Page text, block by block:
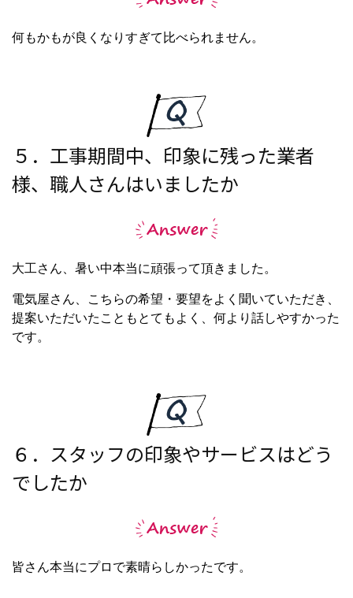
何もかもが良くなりすぎて比べられません。
５．工事期間中、印象に残った業者
様、職人さんはいましたか
大工さん、暑い中本当に頑張って頂きました。
電気屋さん、こちらの希望・要望をよく聞いていただき、
提案いただいたこともとてもよく、何より話しやすかった
です。
６．スタッフの印象やサービスはどう
でしたか
皆さん本当にプロで素晴らしかったです。